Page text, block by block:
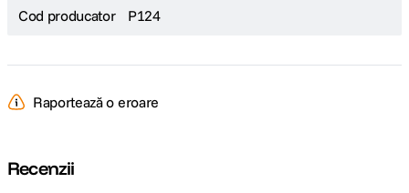
Cod producator P124
Raportează o eroare
Recenzii